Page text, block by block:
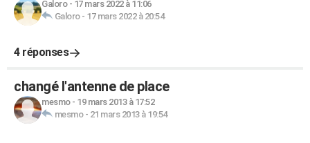
Galoro- 17 mars 2022 à 11:06
Galoro- 17 mars 2022 à 20:54
4 réponses
changé l'antenne de place
mesmo- 19 mars 2013 à 17:52
mesmo- 21 mars 2013 à 19:54